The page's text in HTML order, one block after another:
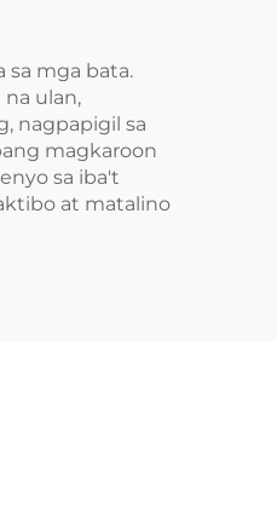
sa mga bata.
ulan,
nagpapigil sa
magkaroon
sa iba't
at matalino